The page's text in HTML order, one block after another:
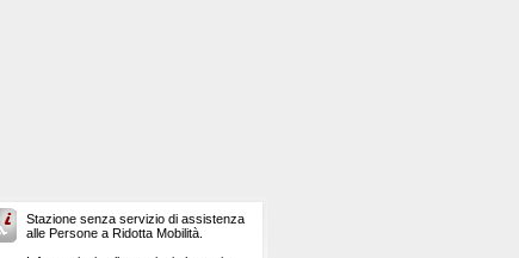
Stazione senza servizio di assistenza
alle Persone a Ridotta Mobilità.